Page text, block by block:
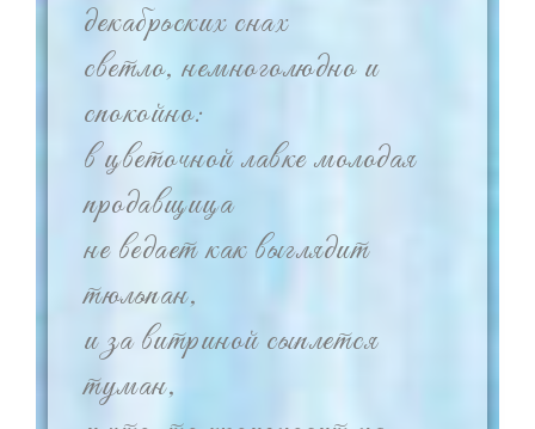
декабрьских снах
светло, немноголюдно и
спокойно:
в цветочной лавке молодая
продавщица
не ведает как выглядит
тюльпан,
и за витриной сыплется
туман,